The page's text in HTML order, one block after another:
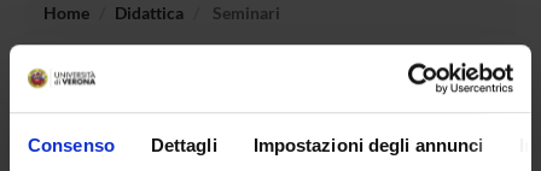
Consenso Dettagli Impostazioni degli annunci
Home Didattica Seminari
Non è stato trovato alcun seminario relativo
all'insegnamento Ingegneria metabolica per la produzione
di composti ad elevato valore aggiunto.